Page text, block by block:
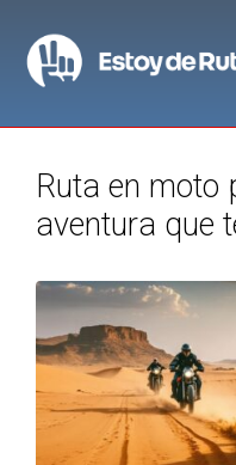
Ruta en moto
aventura que